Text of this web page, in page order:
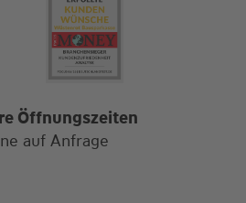
Öffnungszeiten
auf Anfrage